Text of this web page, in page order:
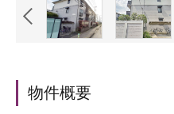
物件概要